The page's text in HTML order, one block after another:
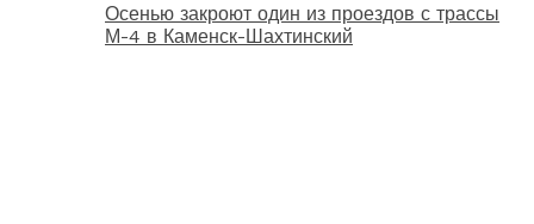
Осенью закроют один из проездов с трассы
М-4 в Каменск-Шахтинский